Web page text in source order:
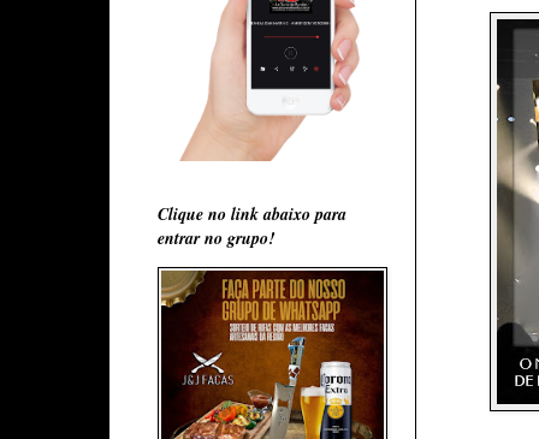
Clique no link abaixo para
entrar no grupo!